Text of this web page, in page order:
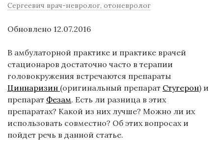
Сергеевич врач-невролог, отоневролог
Обновлено 12.07.2016
В амбулаторной практике и практике врачей
стационаров достаточно часто в терапии
головокружения встречаются препараты
Циннаризин (оригинальный препарат Стугерон) и
препарат Фезам. Есть ли разница в этих
препаратах? Какой из них лучше? Можно ли их
использовать совместно? Об этих вопросах и
пойдет речь в данной статье.